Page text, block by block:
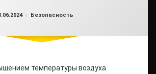
Рубрики:
Безопасность
температуры воздуха